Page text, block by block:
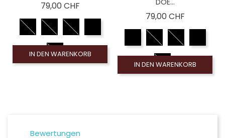
79,00 CHFPreis
IN DEN WARENKORB
DOE...
79,00 CHFPreis
IN DEN WARENKORB
Bewertungen